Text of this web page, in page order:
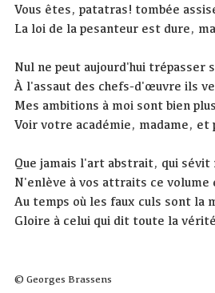
Vous êtes, patatras! tombée
La loi de la pesanteur est dure,
Nul ne peut aujourd'hui trépasser
À l'assaut des chefs-d'œuvre ils
Mes ambitions à moi sont bien
Voir votre académie, madame, et
Que jamais l'art abstrait, qui sévit
N'enlève à vos attraits ce volume
Au temps où les faux culs sont la
Gloire à celui qui dit toute la
© Georges Brassens